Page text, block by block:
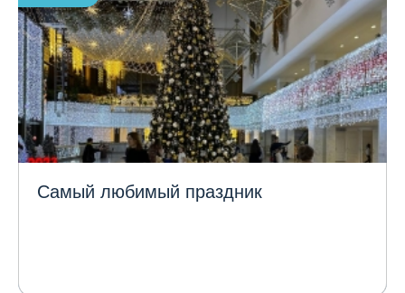
Самый любимый праздник